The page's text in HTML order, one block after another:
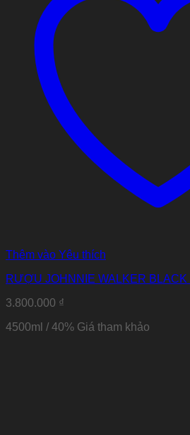
Thêm vào Yêu thích
RƯỢU JOHNNIE WALKER BLACK
3.800.000 ₫
4500ml / 40% Giá tham khảo